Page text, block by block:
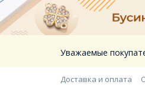
Уважаемые
Доставка и оплата